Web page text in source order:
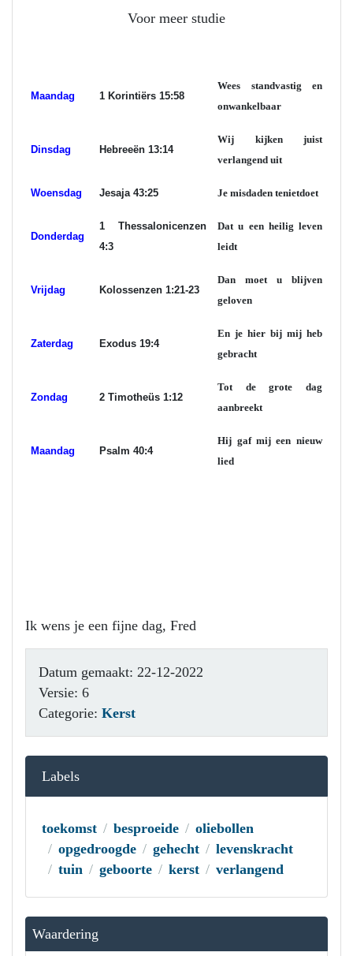
Voor meer studie
Maandag 1 Korintiërs 15:58
Wees standvastig en
onwankelbaar
Dinsdag Hebreeën 13:14
Wij kijken juist
verlangend uit
Woensdag Jesaja 43:25 Je misdaden tenietdoet
Donderdag
1 Thessalonicenzen
4:3
Dat u een heilig leven
leidt
Vrijdag Kolossenzen 1:21-23
Dan moet u blijven
geloven
Zaterdag Exodus 19:4
En je hier bij mij heb
gebracht
Zondag 2 Timotheüs 1:12
Tot de grote dag
aanbreekt
Maandag Psalm 40:4
Hij gaf mij een nieuw
lied
Ik wens je een fijne dag, Fred
Datum gemaakt: 22-12-2022
Versie: 6
Categorie: Kerst
Labels
toekomst besproeide
oliebollen
opgedroogde
gehecht
levenskracht
tuin
geboorte kerst verlangend
Waardering